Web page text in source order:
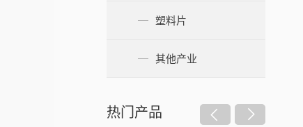
塑料片
其他产业
热门产品